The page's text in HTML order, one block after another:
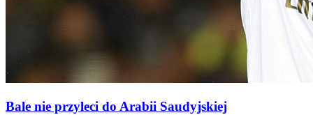
Bale nie przyleci do Arabii Saudyjskiej